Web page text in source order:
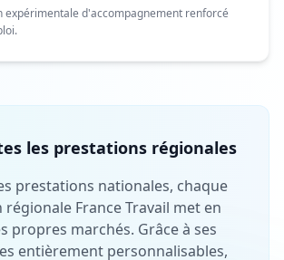
expérimentale d'accompagnement renforcé
les prestations régionales
prestations nationales, chaque
France Travail met en
propres marchés. Grâce à ses
entièrement personnalisables,